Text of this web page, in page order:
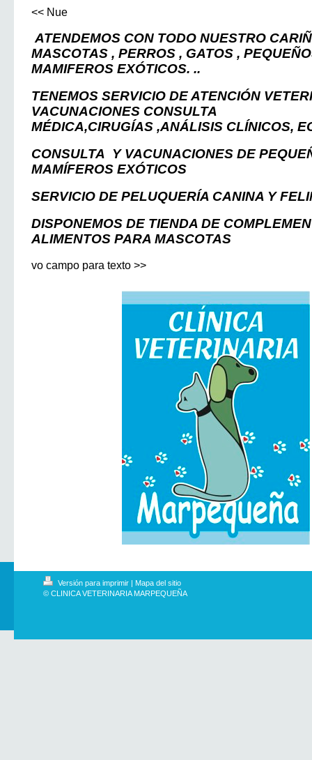
<< Nue
ATENDEMOS CON TODO NUESTRO
MASCOTAS , PERROS , GATOS ,
MAMIFEROS EXÓTICOS. ..
TENEMOS SERVICIO DE ATENCIÓN
VACUNACIONES CONSULTA
MÉDICA,CIRUGÍAS ,ANÁLISIS CLÍNICOS,
CONSULTA Y VACUNACIONES DE
MAMÍFEROS EXÓTICOS
SERVICIO DE PELUQUERÍA CANINA Y
DISPONEMOS DE TIENDA DE
ALIMENTOS PARA MASCOTAS
vo campo para texto >>
Versión para imprimir | Mapa del sitio
© CLINICA VETERINARIA MARPEQUEÑA